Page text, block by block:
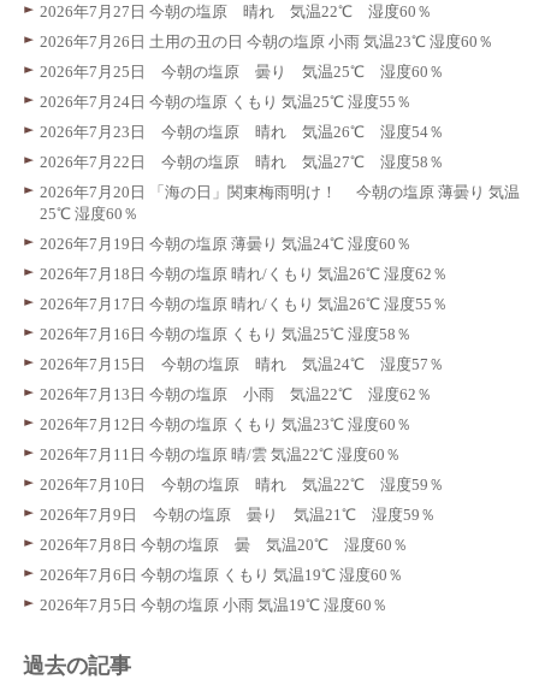
2026年7月27日 今朝の塩原 晴れ 気温22℃ 湿度60％
2026年7月26日 土用の丑の日 今朝の塩原 小雨 気温23℃ 湿度60％
2026年7月25日 今朝の塩原 曇り 気温25℃ 湿度60％
2026年7月24日 今朝の塩原 くもり 気温25℃ 湿度55％
2026年7月23日 今朝の塩原 晴れ 気温26℃ 湿度54％
2026年7月22日 今朝の塩原 晴れ 気温27℃ 湿度58％
2026年7月20日 「海の日」関東梅雨明け！ 今朝の塩原 薄曇り 気温
25℃ 湿度60％
2026年7月19日 今朝の塩原 薄曇り 気温24℃ 湿度60％
2026年7月18日 今朝の塩原 晴れ/くもり 気温26℃ 湿度62％
2026年7月17日 今朝の塩原 晴れ/くもり 気温26℃ 湿度55％
2026年7月16日 今朝の塩原 くもり 気温25℃ 湿度58％
2026年7月15日 今朝の塩原 晴れ 気温24℃ 湿度57％
2026年7月13日 今朝の塩原 小雨 気温22℃ 湿度62％
2026年7月12日 今朝の塩原 くもり 気温23℃ 湿度60％
2026年7月11日 今朝の塩原 晴/雲 気温22℃ 湿度60％
2026年7月10日 今朝の塩原 晴れ 気温22℃ 湿度59％
2026年7月9日 今朝の塩原 曇り 気温21℃ 湿度59％
2026年7月8日 今朝の塩原 曇 気温20℃ 湿度60％
2026年7月6日 今朝の塩原 くもり 気温19℃ 湿度60％
2026年7月5日 今朝の塩原 小雨 気温19℃ 湿度60％
過去の記事